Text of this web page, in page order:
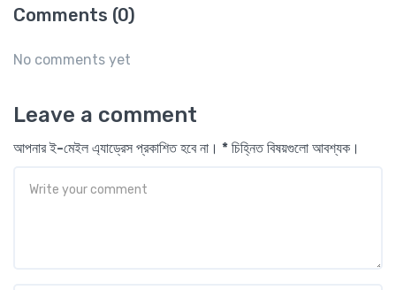
Comments (0)
No comments yet
Leave a comment
আপনার ই-মেইল এ্যাড্রেস প্রকাশিত হবে না। * চিহ্নিত বিষয়গুলো আবশ্যক।